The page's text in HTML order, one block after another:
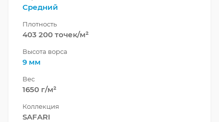
Средний
Плотность
403 200 точек/м²
Высота ворса
9 мм
Вес
1650 г/м²
Коллекция
SAFARI